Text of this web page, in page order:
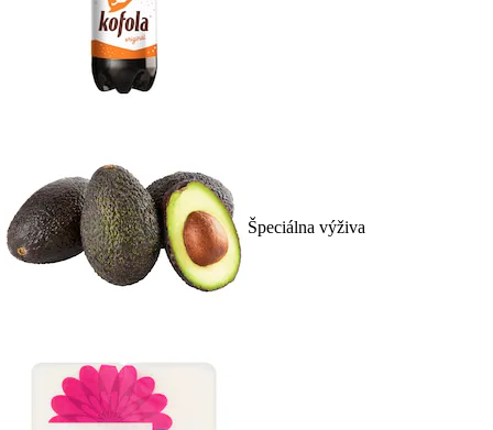
Špeciálna výživa